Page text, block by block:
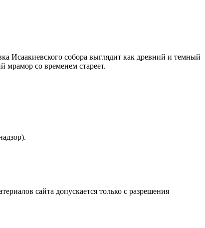
Исаакиевского собора выглядит как древний и темный
мрамор со временем стареет.
сайта допускается только с разрешения